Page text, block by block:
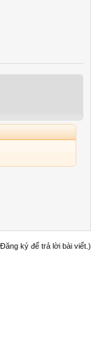
ký để trả lời bài viết.)